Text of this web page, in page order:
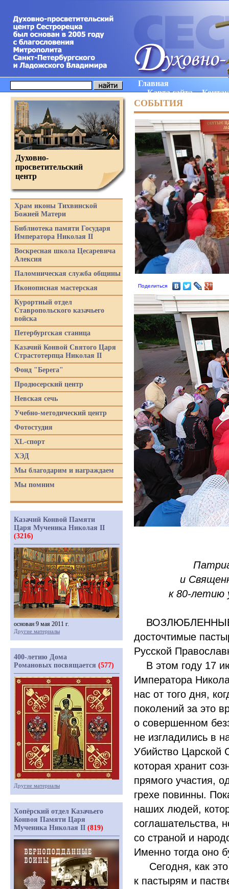
Главная
Карта сайта
СОБЫТИЯ
Поделиться
и
к 80-летию
ВОЗЛЮБЛЕННЫЕ
досточтимые
Русской
В этом году 17
Императора
нас от того дня,
поколений за это
о совершенном
не изгладились в
Убийство Царской
которая хранит
прямого участия,
грехе повинны.
наших людей,
соглашательства,
со страной и
Именно тогда оно
Сегодня, как это
к пастырям и
Духовно-
просветительский
центр
Храм иконы Тихвинской
Божией Матери
Библиотека памяти Государя
Императора Николая II
Воскресная школа Цесаревича
Алексия
Паломническая служба общины
Иконописная мастерская
Курортный отдел
Ставропольского казачьего
войска
Петербургская станица
Казачий Конвой Святого Царя
Страстотерпца Николая II
Фонд "Берега"
Продюсерский центр
Невская сечь
Учебно-методический центр
Фотостудия
XL-спорт
ХЭД
Мы благодарим и награждаем
Мы помним
Казачий Конвой Памяти
Царя Мученика Николая II
(3216)
основан 9 мая 2011 г.
Другие материалы
400-летию Дома
Романовых посвящается (577)
Другие материалы
Хопёрский отдел Казачьего
Конвоя Памяти Царя
Мученика Николая II (819)